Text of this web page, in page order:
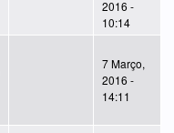
2016 -
10:14
7 Março,
2016 -
14:11